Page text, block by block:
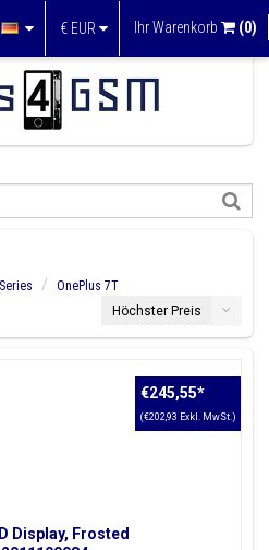
€ EUR Ihr Warenkorb (0)
OnePlus 7T
Höchster Preis
Display, Frosted
€245,55*
(€202,93 Exkl. MwSt.)